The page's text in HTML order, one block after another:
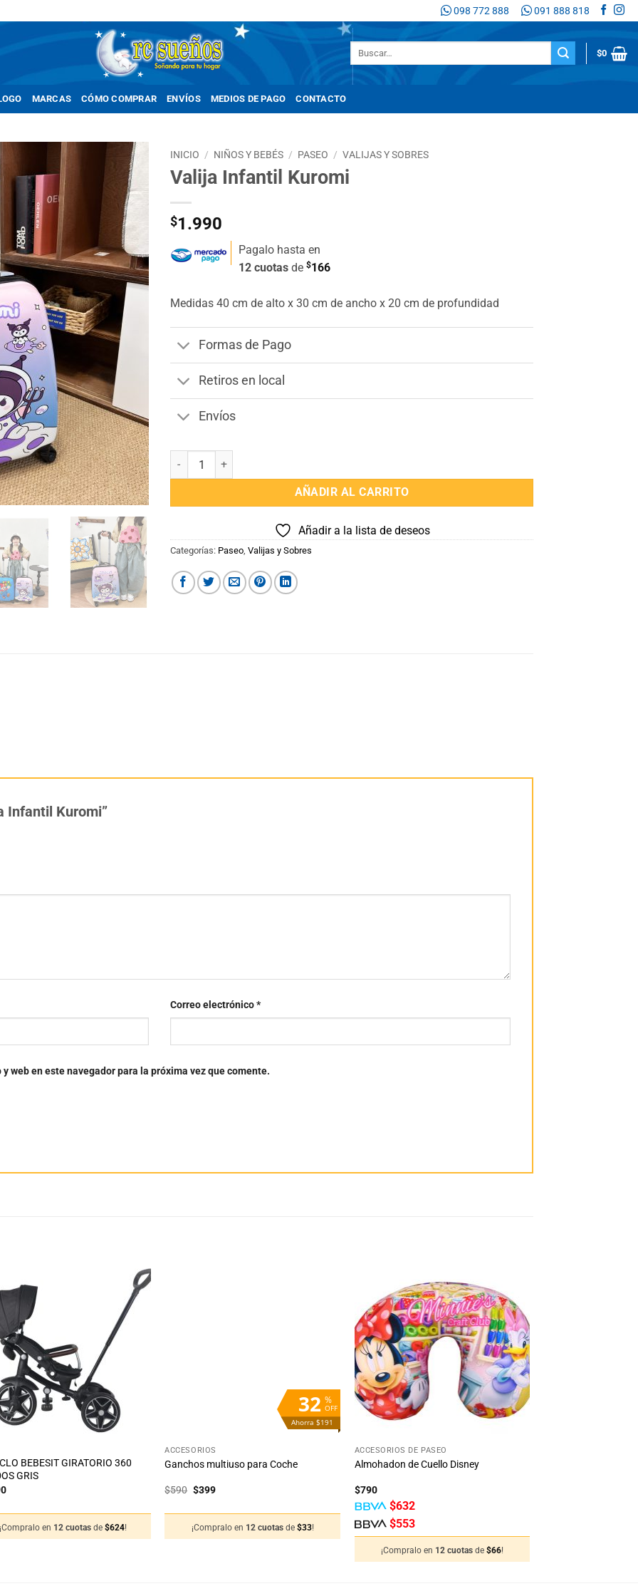
098 772 888 091 888 818
$0
MARCAS CÓMO COMPRAR ENVÍOS MEDIOS DE PAGO CONTACTO
Añadir
a la
lista de
deseos
INICIO / NIÑOS Y BEBÉS / PASEO / VALIJAS Y SOBRES
Valija Infantil Kuromi
$1.990
Pagalo hasta en
12 cuotas de $166
Medidas 40 cm de alto x 30 cm de ancho x 20 cm de profundidad
Formas de Pago
Retiros en local
Envíos
Valija Infantil Kuromi cantidad
AÑADIR AL CARRITO
Añadir a la lista de deseos
Categorías: Paseo, Valijas y Sobres
Infantil Kuromi”
Correo electrónico*
web en este navegador para la próxima vez que comente.
Añadir
a la
lista
deseos
BEBESIT GIRATORIO 360
GRIS
¡Compralo en 12 cuotas de $624!
%
OFF
32
Ahorra $191
ACCESORIOS
Ganchos multiuso para Coche
$590 El
$590.
$399El
$399.
¡Compralo en 12 cuotas de $33!
Añadir
a la
lista
de
deseos
ACCESORIOS DE PASEO
Almohadon de Cuello Disney
$790
$632
$553
¡Compralo en 12 cuotas de $66!